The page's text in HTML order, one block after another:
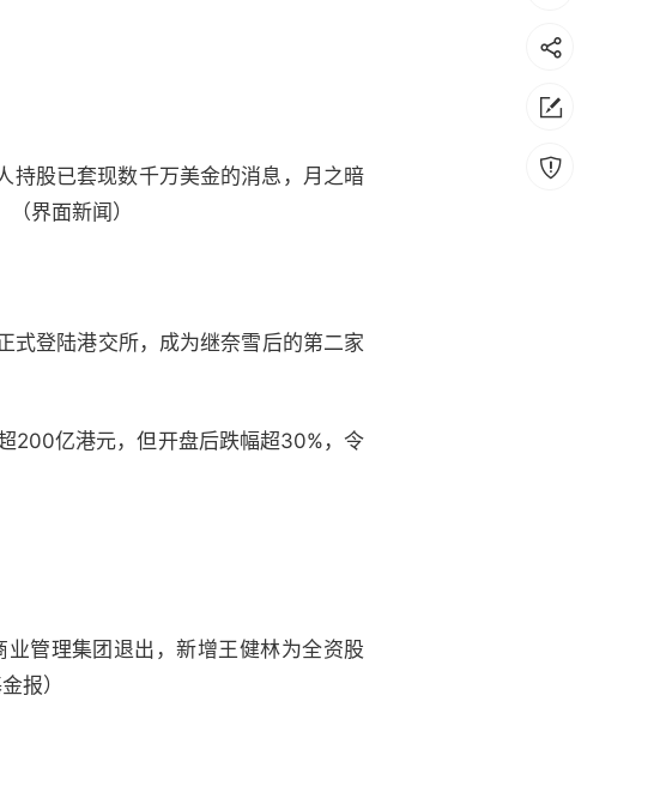
持股已套现数千万美金的消息，月之暗
界面新闻）
式登陆港交所，成为继奈雪后的第二家
200亿港元，但开盘后跌幅超30%，令
管理集团退出，新增王健林为全资股
报）